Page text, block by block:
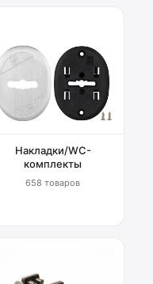
Накладки/WC-
комплекты
658 товаров